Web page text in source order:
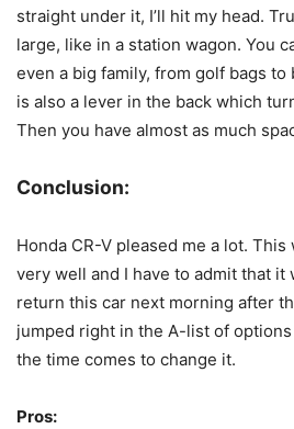
straight under it, I’ll hit my head.
large, like in a station wagon. You
even a big family, from golf bags to
is also a lever in the back which
Then you have almost as much
Conclusion:
Honda CR-V pleased me a lot.
very well and I have to admit that it
return this car next morning after
jumped right in the A-list of
the time comes to change it.
Pros: